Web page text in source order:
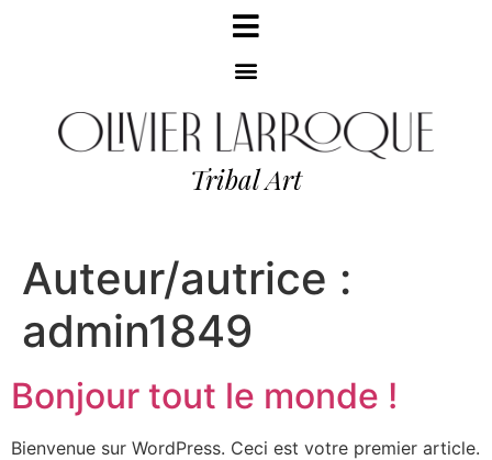
Tribal Art
Auteur/autrice :
admin1849
Bonjour tout le monde !
Bienvenue sur WordPress. Ceci est votre premier article.